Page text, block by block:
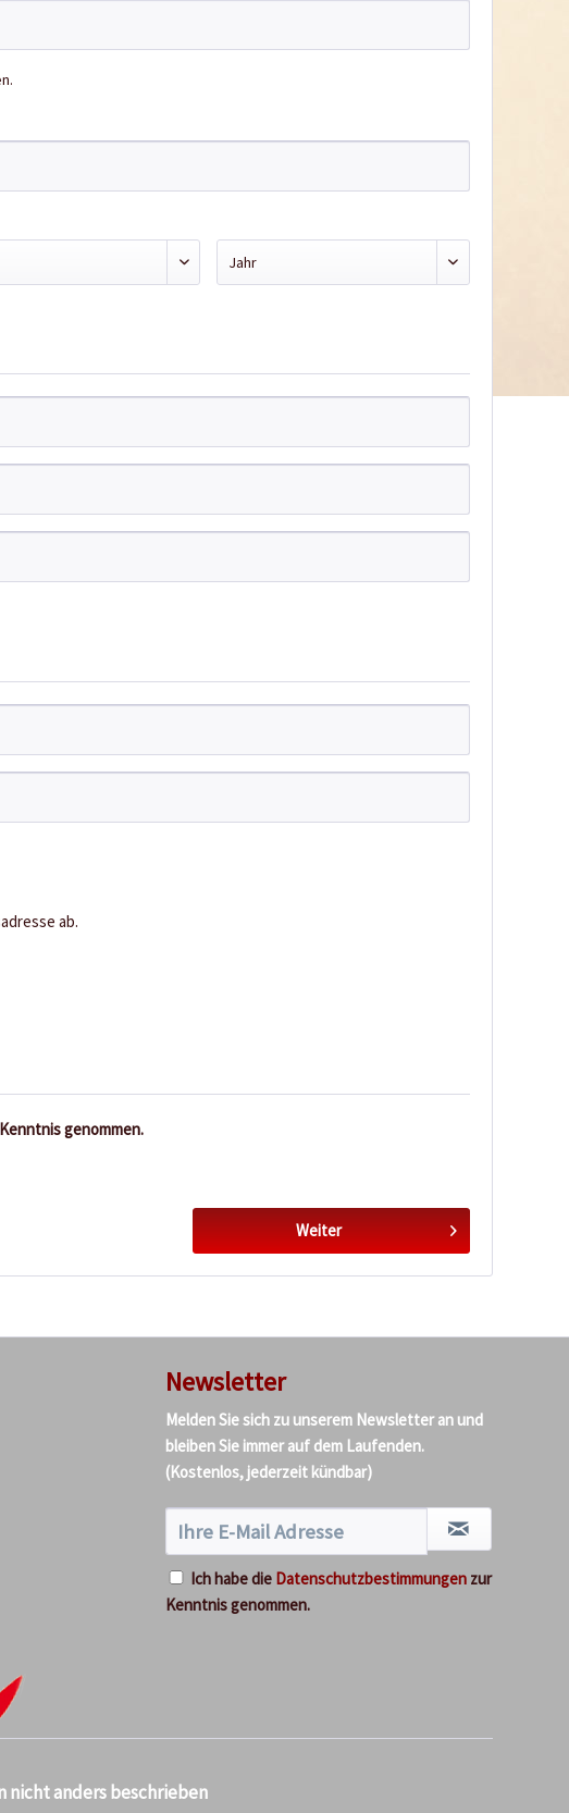
ab.
genommen.
Weiter
Newsletter
Melden Sie sich zu unserem Newsletter an und
bleiben Sie immer auf dem Laufenden.
(Kostenlos, jederzeit kündbar)
Ich habe die Datenschutzbestimmungen zur
Kenntnis genommen.
nicht anders beschrieben